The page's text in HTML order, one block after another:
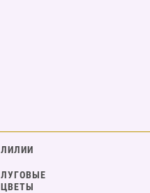
ЛИЛИИ
ЛУГОВЫЕ
ЦВЕТЫ